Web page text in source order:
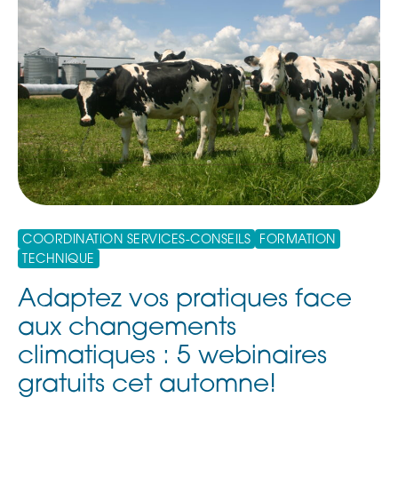
COORDINATION SERVICES-CONSEILS
FORMATION
TECHNIQUE
Adaptez vos pratiques face
aux changements
climatiques : 5 webinaires
gratuits cet automne!